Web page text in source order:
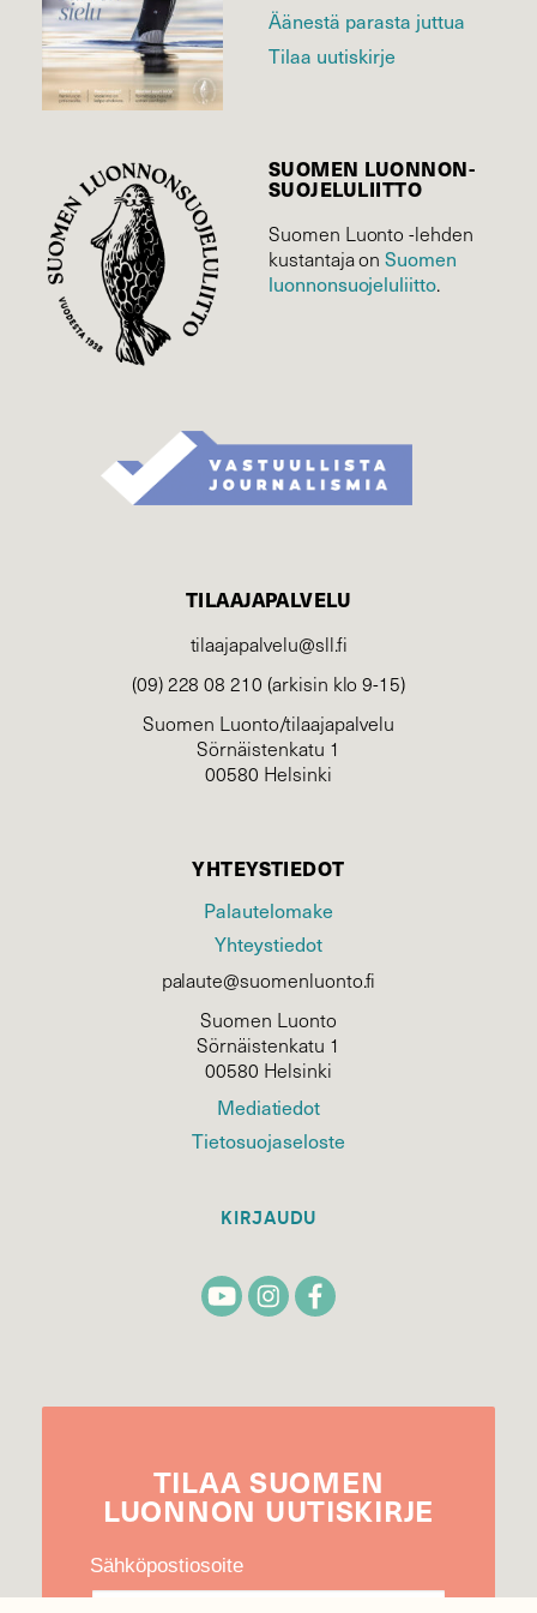
Äänestä parasta juttua
Tilaa uutiskirje
SUOMEN LUONNON­
SUOJELU­LIITTO
Suomen Luonto -lehden
kustantaja onSuomen
luonnonsuojelu­liitto.
TILAAJAPALVELU
tilaajapalvelu@sll.fi
(09) 228 08 210 (arkisin klo 9-15)
Suomen Luonto/tilaajapalvelu
Sörnäistenkatu 1
00580 Helsinki
YHTEYSTIEDOT
Palautelomake
Yhteystiedot
palaute@suomenluonto.fi
Suomen Luonto
Sörnäistenkatu 1
00580 Helsinki
Mediatiedot
Tietosuojaseloste
KIRJAUDU
TILAA SUOMEN
LUONNON UUTIS­KIRJE
Sähköpostiosoite